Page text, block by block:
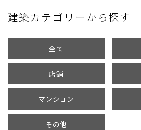
建築カテゴリーから探す
全て
店舗
マンション
その他